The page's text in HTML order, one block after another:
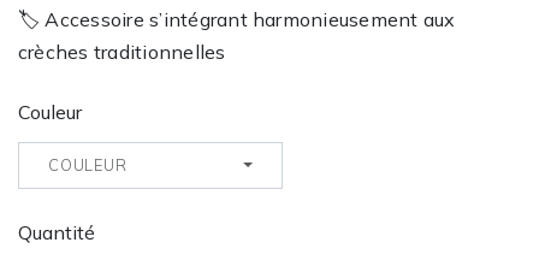
🏷️ Accessoire s’intégrant harmonieusement aux
crèches traditionnelles
Couleur
COULEUR
Quantité